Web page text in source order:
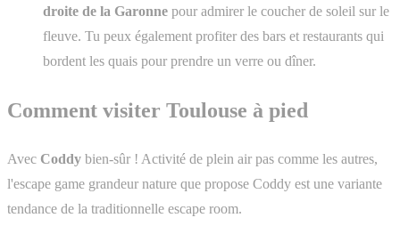
droite de la Garonne pour admirer le coucher de soleil sur le
fleuve. Tu peux également profiter des bars et restaurants qui
bordent les quais pour prendre un verre ou dîner.
Comment visiter Toulouse à pied
Avec Coddy bien-sûr ! Activité de plein air pas comme les autres,
l'escape game grandeur nature que propose Coddy est une variante
tendance de la traditionnelle escape room.